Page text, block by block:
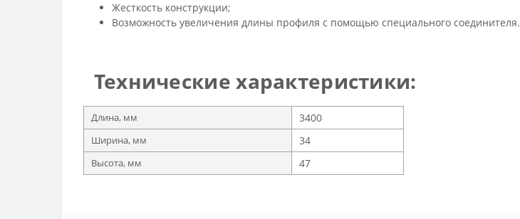
Жесткость конструкции;
Возможность увеличения длины профиля с помощью специального соединителя.
Технические характеристики:
Длина, мм 3400
Ширина, мм 34
Высота, мм 47